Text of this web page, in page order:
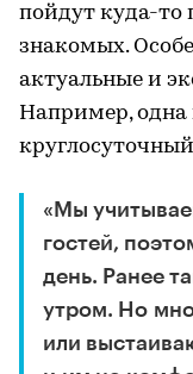
пойдут куда-то
знакомых.
актуальные и
Например, одна
«Мы
гостей,
день. Ранее
утром. Но
или